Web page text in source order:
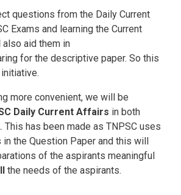
questions from the Daily Current
Exams and learning the Current
aid them in
for the descriptive paper. So this
more convenient, we will be
Daily Current Affairs in both
. This has been made as TNPSC uses
the Question Paper and this will
of the aspirants meaningful
the needs of the aspirants.